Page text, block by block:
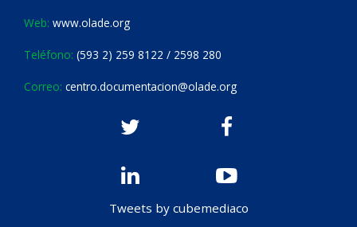
Web: www.olade.org
Teléfono: (593 2) 259 8122 / 2598 280
Correo: centro.documentacion@olade.org
Tweets by cubemediaco